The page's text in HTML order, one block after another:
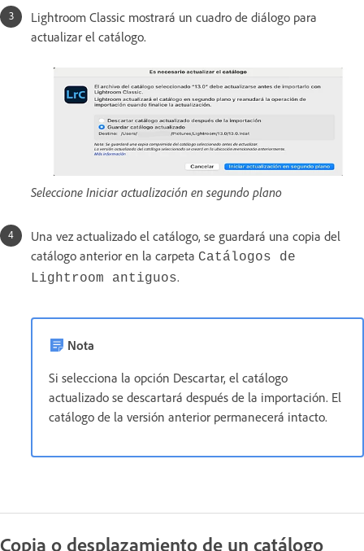
Lightroom Classic mostrará un cuadro de diálogo para
actualizar el catálogo.
Seleccione Iniciar actualización en segundo plano
Una vez actualizado el catálogo, se guardará una copia del
catálogo anterior en la carpeta Catálogos de
Lightroom antiguos.
Nota
Si selecciona la opción Descartar, el catálogo
actualizado se descartará después de la importación. El
catálogo de la versión anterior permanecerá intacto.
Copia o desplazamiento de un catálogo